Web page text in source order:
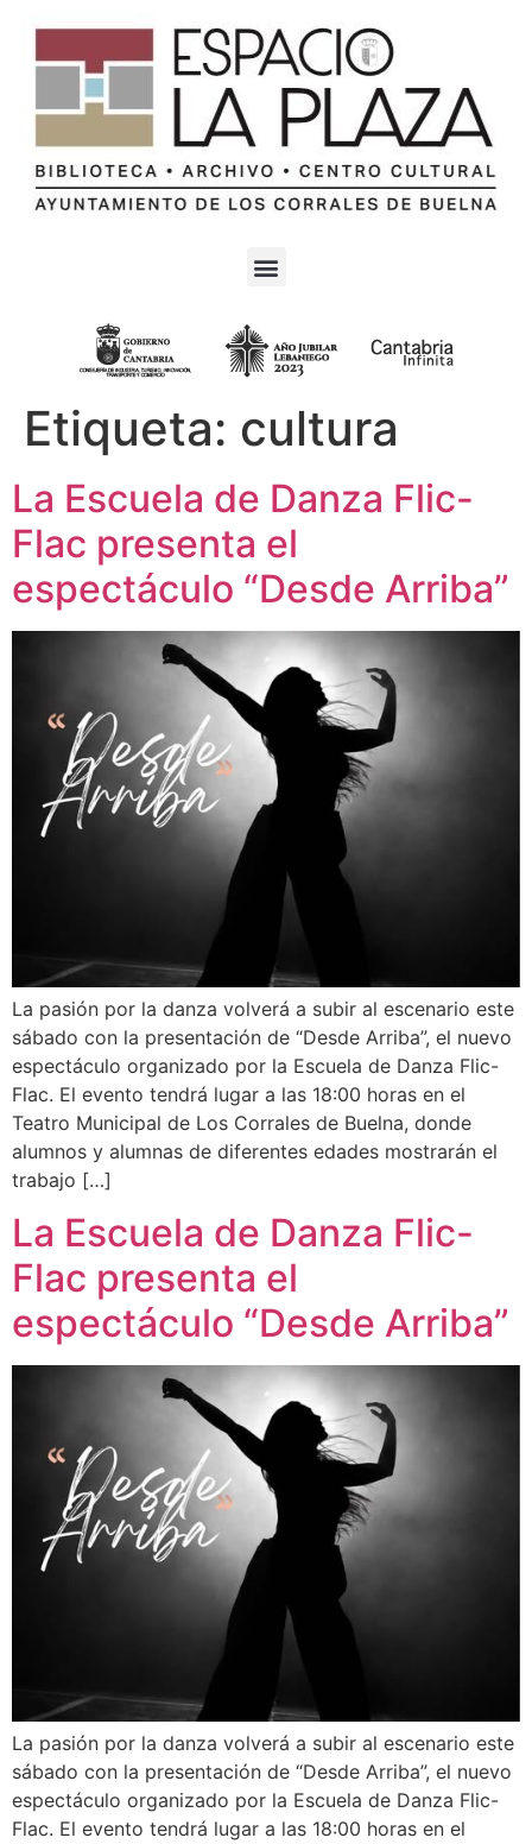
Etiqueta: cultura
La Escuela de Danza Flic-
Flac presenta el
espectáculo “Desde Arriba”
La pasión por la danza volverá a subir al escenario este
sábado con la presentación de “Desde Arriba”, el nuevo
espectáculo organizado por la Escuela de Danza Flic-
Flac. El evento tendrá lugar a las 18:00 horas en el
Teatro Municipal de Los Corrales de Buelna, donde
alumnos y alumnas de diferentes edades mostrarán el
trabajo […]
La Escuela de Danza Flic-
Flac presenta el
espectáculo “Desde Arriba”
La pasión por la danza volverá a subir al escenario este
sábado con la presentación de “Desde Arriba”, el nuevo
espectáculo organizado por la Escuela de Danza Flic-
Flac. El evento tendrá lugar a las 18:00 horas en el